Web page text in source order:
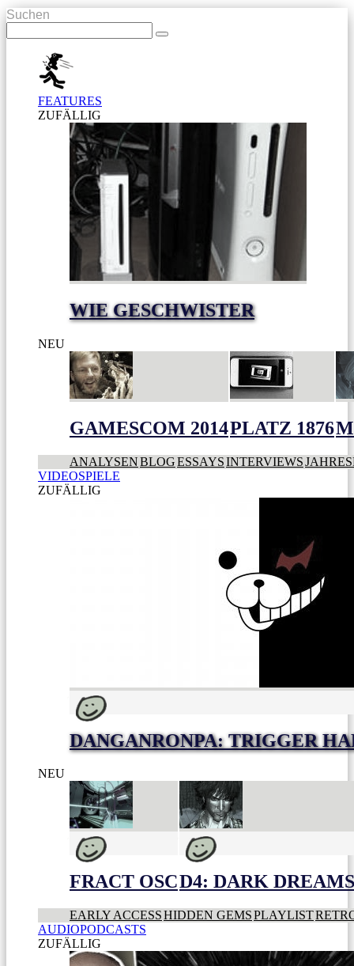
Suchen
FEATURES
ZUFÄLLIG
WIE GESCHWISTER
NEU
GAMESCOM 2014PLATZ 1876
ANALYSENBLOGESSAYSINTERVIEWS
VIDEOSPIELE
ZUFÄLLIG
DANGANRONPA: TRIGGER
NEU
FRACT OSCD4: DARK
EARLY ACCESSHIDDEN GEMSPLAYLIST
AUDIOPODCASTS
ZUFÄLLIG